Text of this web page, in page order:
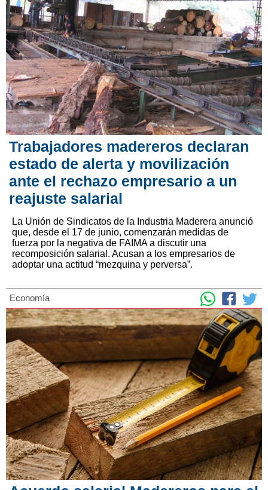
Trabajadores madereros declaran
estado de alerta y movilización
ante el rechazo empresario a un
reajuste salarial
La Unión de Sindicatos de la Industria Maderera anunció
que, desde el 17 de junio, comenzarán medidas de
fuerza por la negativa de FAIMA a discutir una
recomposición salarial. Acusan a los empresarios de
adoptar una actitud “mezquina y perversa”.
Economía